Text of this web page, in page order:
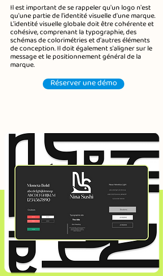
Il est important de se rappeler qu'un logo n'est
qu'une partie de l'identité visuelle d'une marque.
L'identité visuelle globale doit être cohérente et
cohésive, comprenant la typographie, des
schémas de colorimétries et d'autres éléments
de conception. Il doit également s'aligner sur le
message et le positionnement général de la
marque.
Réserver une démo